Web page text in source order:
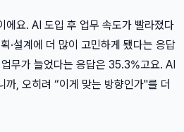
에요. AI 도입 후 업무 속도가 빨라졌다
·설계에 더 많이 고민하게 됐다는 응답
무가 늘었다는 응답은 35.3%고요. AI
까, 오히려 “이게 맞는 방향인가"를 더